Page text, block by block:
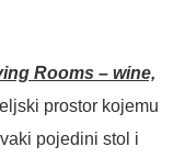
Rooms – wine,
prostor kojemu
pojedini stol i